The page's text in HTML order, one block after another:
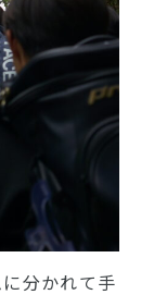
分かれて手